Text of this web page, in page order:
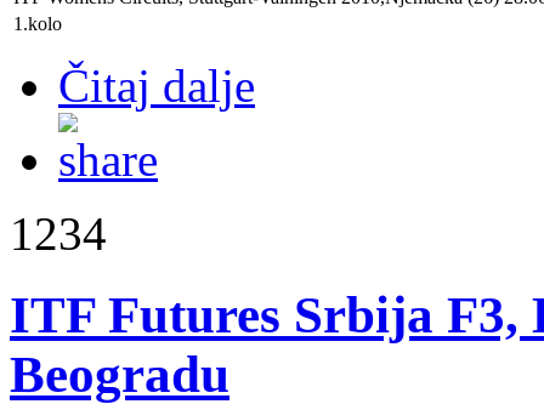
1.kolo
Čitaj dalje
1234
ITF Futures Srbija F3,
Beogradu